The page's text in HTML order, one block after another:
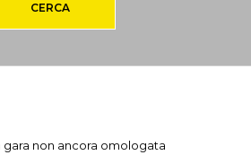
CERCA
gara non ancora omologata